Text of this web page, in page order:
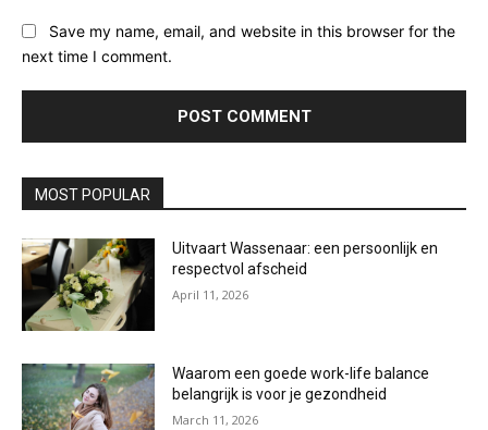
Save my name, email, and website in this browser for the
next time I comment.
MOST POPULAR
Uitvaart Wassenaar: een persoonlijk en
respectvol afscheid
April 11, 2026
Waarom een goede work-life balance
belangrijk is voor je gezondheid
March 11, 2026